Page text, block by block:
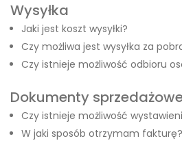
Wysyłka
Jaki jest koszt wysyłki?
Czy możliwa jest wysyłka za
Czy istnieje możliwość odbioru
Dokumenty
Czy istnieje możliwość
W jaki sposób otrzymam fakturę?